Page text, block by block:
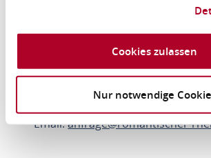
Cookies zulassen
Nur notwendige
Velociped GmbH & Co. KG
Alte Kasseler Str. 43
35039 Marburg
Email:anfrage@romantischer-